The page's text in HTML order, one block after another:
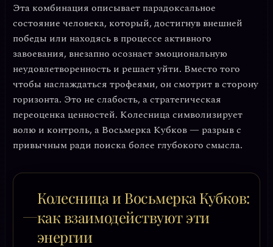
Эта комбинация описывает парадоксальное
состояние человека, который, достигнув внешней
победы или находясь в процессе активного
завоевания, внезапно осознает эмоциональную
неудовлетворенность и решает уйти. Вместо того
чтобы наслаждаться трофеями, он смотрит в сторону
горизонта. Это не слабость, а стратегическая
переоценка ценностей. Колесница символизирует
волю и контроль, а Восьмерка Кубков — разрыв с
привычным ради поиска более глубокого смысла.
Колесница и Восьмерка Кубков:
как взаимодействуют эти
энергии